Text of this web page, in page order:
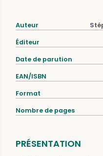
Auteur
Éditeur
Date de parution
EAN/ISBN
Format
Nombre de pages
PRÉSENTATION